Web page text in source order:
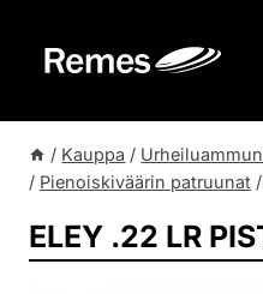
sisältöön
/ Kauppa /
/ Pienoiskiväärin patruunat /
ELEY .22 LR